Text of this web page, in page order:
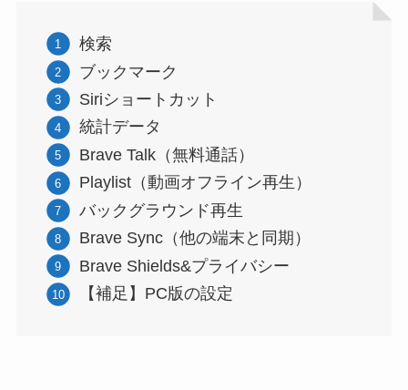
検索
ブックマーク
Siriショートカット
統計データ
Brave Talk（無料通話）
Playlist（動画オフライン再生）
バックグラウンド再生
Brave Sync（他の端末と同期）
Brave Shields&プライバシー
【補足】PC版の設定